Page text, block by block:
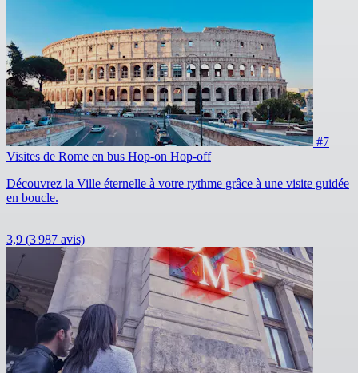
#7
Visites de Rome en bus Hop-on Hop-off
Découvrez la Ville éternelle à votre rythme grâce à une visite guidée
en boucle.
3,9 (3 987 avis)